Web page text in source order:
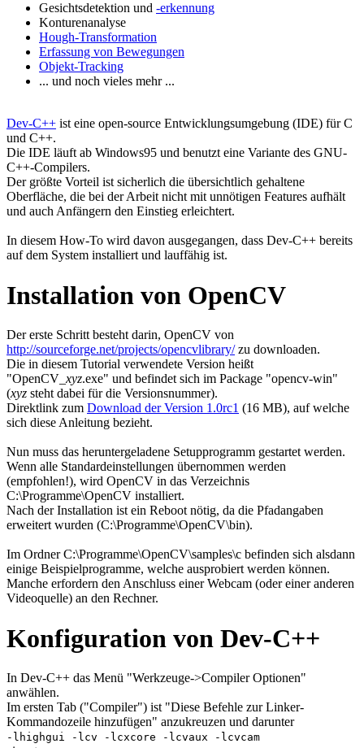
Gesichtsdetektion und -erkennung
Konturenanalyse
Hough-Transformation
Erfassung von Bewegungen
Objekt-Tracking
... und noch vieles mehr ...
Dev-C++ ist eine open-source Entwicklungsumgebung (IDE) für C
und C++.
Die IDE läuft ab Windows95 und benutzt eine Variante des GNU-
C++-Compilers.
Der größte Vorteil ist sicherlich die übersichtlich gehaltene
Oberfläche, die bei der Arbeit nicht mit unnötigen Features aufhält
und auch Anfängern den Einstieg erleichtert.
In diesem How-To wird davon ausgegangen, dass Dev-C++ bereits
auf dem System installiert und lauffähig ist.
Installation von OpenCV
Der erste Schritt besteht darin, OpenCV von
http://sourceforge.net/projects/opencvlibrary/zu downloaden.
Die in diesem Tutorial verwendete Version heißt
"OpenCV_ xyz.exe" und befindet sich im Package "opencv-win"
(xyz steht dabei für die Versionsnummer).
Direktlink zum Download der Version 1.0rc1 (16 MB), auf welche
sich diese Anleitung bezieht.
Nun muss das heruntergeladene Setupprogramm gestartet werden.
Wenn alle Standardeinstellungen übernommen werden
(empfohlen!), wird OpenCV in das Verzeichnis
C:\Programme\OpenCV installiert.
Nach der Installation ist ein Reboot nötig, da die Pfadangaben
erweitert wurden (C:\Programme\OpenCV\bin).
Im Ordner C:\Programme\OpenCV\samples\c befinden sich alsdann
einige Beispielprogramme, welche ausprobiert werden können.
Manche erfordern den Anschluss einer Webcam (oder einer anderen
Videoquelle) an den Rechner.
Konfiguration von Dev-C++
In Dev-C++ das Menü "Werkzeuge->Compiler Optionen"
anwählen.
Im ersten Tab ("Compiler") ist "Diese Befehle zur Linker-
Kommandozeile hinzufügen" anzukreuzen und darunter
-lhighgui -lcv -lcxcore -lcvaux -lcvcam